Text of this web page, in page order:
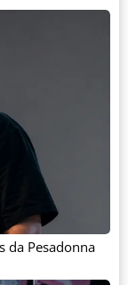
da Pesadonna